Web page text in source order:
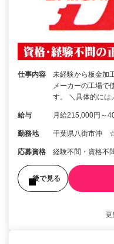
仕事内容
未経験から板金加
メーカーの工場で
す。 ＼具体的には
給与 月給215,000円～
勤務地 千葉県八街市沖
応募資格 経験不問・資格不
後で見る
更